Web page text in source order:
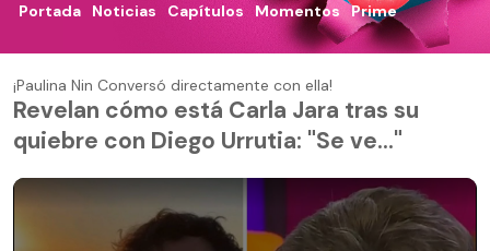
Portada Noticias Capítulos Momentos Prime
¡Paulina Nin Conversó directamente con ella!
Revelan cómo está Carla Jara tras su
quiebre con Diego Urrutia: "Se ve..."